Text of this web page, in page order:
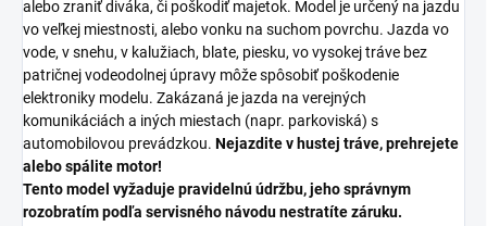
alebo zraniť diváka, či poškodiť majetok. Model je určený na jazdu
vo veľkej miestnosti, alebo vonku na suchom povrchu. Jazda vo
vode, v snehu, v kalužiach, blate, piesku, vo vysokej tráve bez
patričnej vodeodolnej úpravy môže spôsobiť poškodenie
elektroniky modelu. Zakázaná je jazda na verejných
komunikáciách a iných miestach (napr. parkoviská) s
automobilovou prevádzkou. Nejazdite v hustej tráve, prehrejete
alebo spálite motor!
Tento model vyžaduje pravidelnú údržbu, jeho správnym
rozobratím podľa servisného návodu nestratíte záruku.